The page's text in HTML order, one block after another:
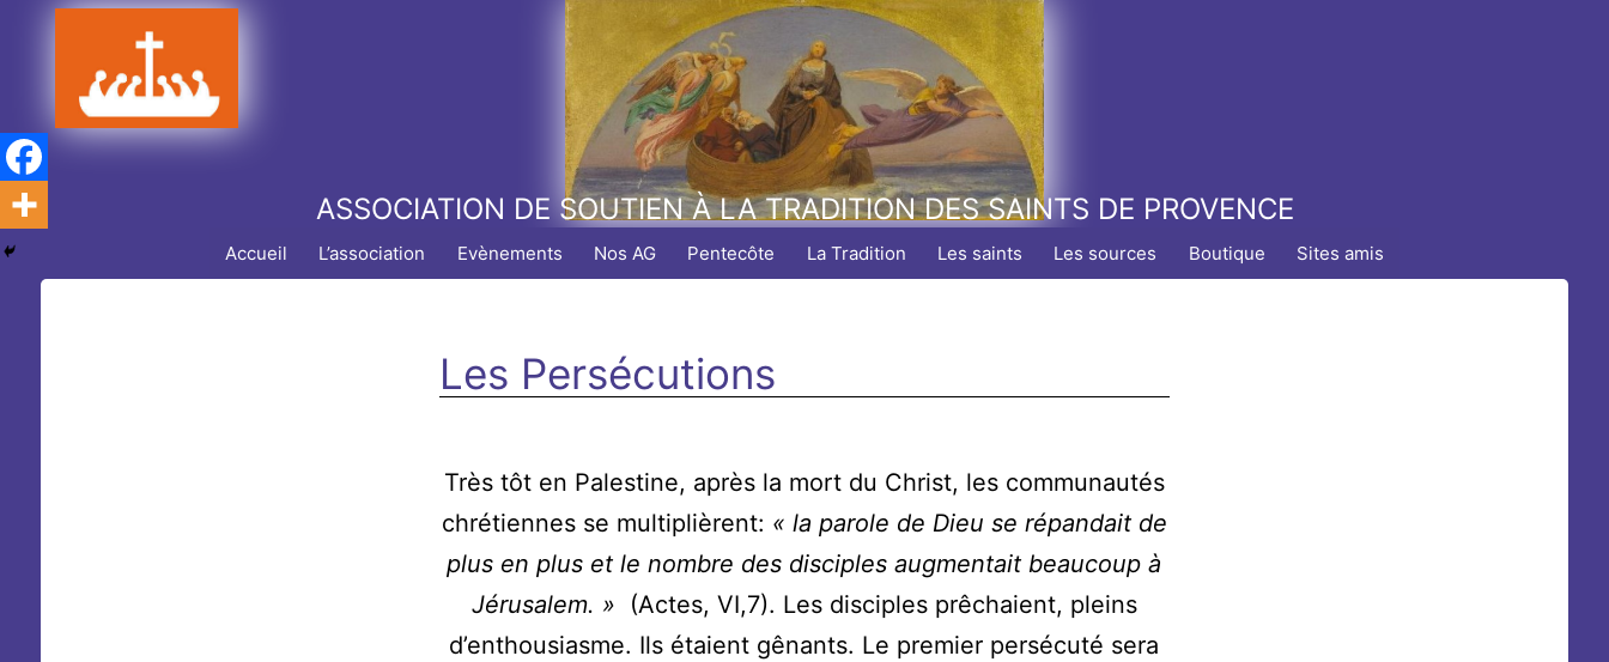
contenu
ASSOCIATION DE SOUTIEN À LA TRADITION DES SAINTS DE PROVENCE
Accueil L’association Evènements Nos AG Pentecôte La Tradition Les saints Les sources Boutique Sites amis
Les Persécutions
Très tôt en Palestine, après la mort du Christ, les communautés
chrétiennes se multiplièrent: « la parole de Dieu se répandait de
plus en plus et le nombre des disciples augmentait beaucoup à
Jérusalem. » (Actes, VI,7). Les disciples prêchaient, pleins
d’enthousiasme. Ils étaient gênants. Le premier persécuté sera